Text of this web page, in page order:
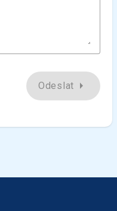
Odeslat arrow_right